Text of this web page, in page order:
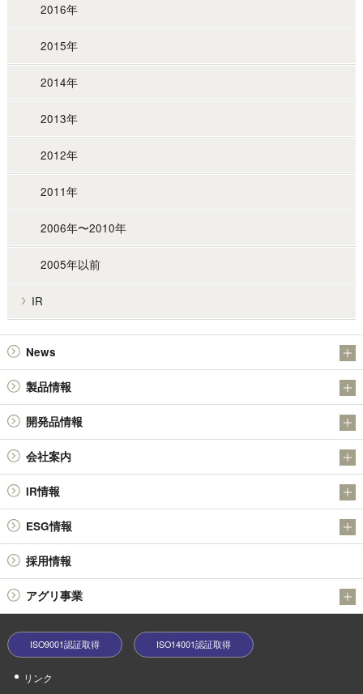
2016年
2015年
2014年
2013年
2012年
2011年
2006年〜2010年
2005年以前
IR
News
お知らせ
IR
製品情報
アンチモン製品
金属粉末製品（日本アトマイズ加工株式会社）
その他の製品
技術情報
開発品情報
日本精鉱（株）の金属硫化物SULMICSシリーズの開発について
日本精鉱（株）の四酸化アンチモン
会社案内
会社概要
社長メッセージ
基本理念・経営理念
役員体制
会社沿革
IR情報
決算短信
有価証券報告書 / 半期報告書 / 四半期報告書
株主総会
報告書 / 中間報告書 / 株主アンケート
業績ハイライト
中期経営戦略等
ESG情報
品質環境方針
環境への取り組み
社会貢献活動
採用情報
アグリ事業
minoriファームやぶ
ISO9001認証取得 ISO14001認証取得
リンク